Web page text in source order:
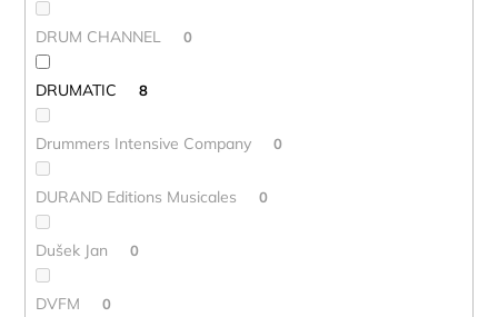
DRUM CHANNEL 0
DRUMATIC 8
Drummers Intensive Company 0
DURAND Editions Musicales 0
Dušek Jan 0
DVFM 0